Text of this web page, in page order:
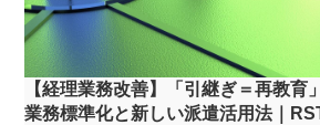
【経理業務改善】「引継ぎ＝再教育
業務標準化と新しい派遣活用法｜